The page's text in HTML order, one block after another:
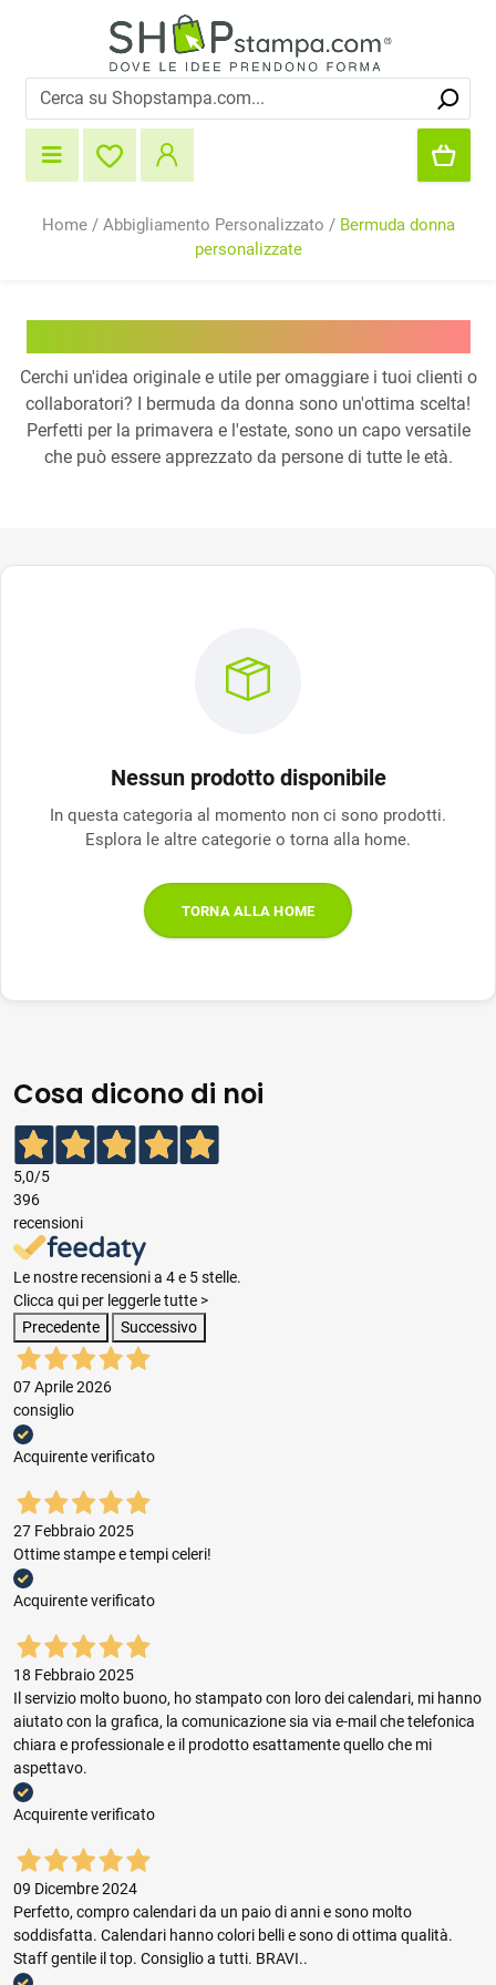
Home/ Abbigliamento Personalizzato / Bermuda donna
personalizzate
Cerchi un'idea originale e utile per omaggiare i tuoi clienti o
collaboratori? I bermuda da donna sono un'ottima scelta!
Perfetti per la primavera e l'estate, sono un capo versatile
che può essere apprezzato da persone di tutte le età.
Nessun prodotto disponibile
In questa categoria al momento non ci sono prodotti.
Esplora le altre categorie o torna alla home.
TORNA ALLA HOME
Cosa dicono di noi
5,0/5
396
recensioni
Le nostre recensioni a 4 e 5 stelle.
Clicca qui per leggerle tutte >
Precedente
Successivo
07 Aprile 2026
consiglio
Acquirente verificato
27 Febbraio 2025
Ottime stampe e tempi celeri!
Acquirente verificato
18 Febbraio 2025
Il servizio molto buono, ho stampato con loro dei calendari, mi hanno
aiutato con la grafica, la comunicazione sia via e-mail che telefonica
chiara e professionale e il prodotto esattamente quello che mi
aspettavo.
Acquirente verificato
09 Dicembre 2024
Perfetto, compro calendari da un paio di anni e sono molto
soddisfatta. Calendari hanno colori belli e sono di ottima qualità.
Staff gentile il top. Consiglio a tutti. BRAVI..